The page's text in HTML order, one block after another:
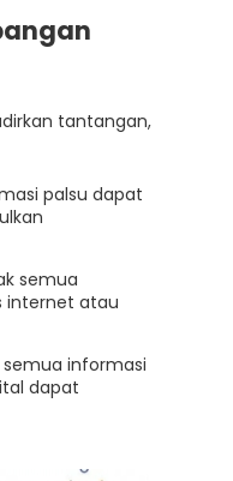
tantangan,
palsu dapat
semua
internet atau
semua informasi
dapat